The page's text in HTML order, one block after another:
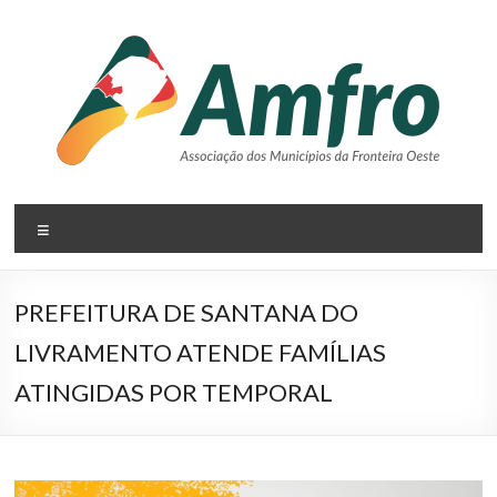
AMFRO
–
Associação
dos
Municípios
Fronteira
PREFEITURA DE SANTANA DO
LIVRAMENTO ATENDE FAMÍLIAS
ATINGIDAS POR TEMPORAL